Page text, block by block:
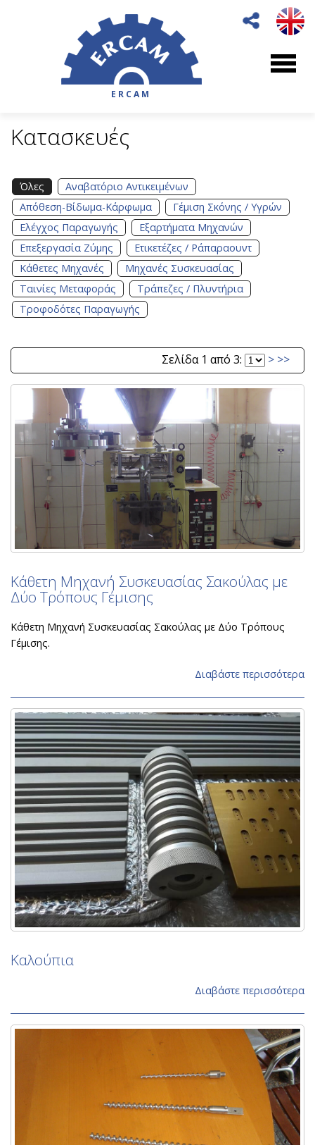
ERCAM
Κατασκευές
Όλες
Αναβατόριο Αντικειμένων
Απόθεση-Βίδωμα-Κάρφωμα
Γέμιση Σκόνης / Υγρών
Ελέγχος Παραγωγής
Εξαρτήματα Μηχανών
Επεξεργασία Ζύμης
Ετικετέζες / Ράπαραουντ
Κάθετες Μηχανές
Μηχανές Συσκευασίας
Ταινίες Μεταφοράς
Τράπεζες / Πλυντήρια
Τροφοδότες Παραγωγής
Σελίδα 1 από 3: > >>
Κάθετη Μηχανή Συσκευασίας Σακούλας με
Δύο Τρόπους Γέμισης
Κάθετη Μηχανή Συσκευασίας Σακούλας με Δύο Τρόπους
Γέμισης.
Διαβάστε περισσότερα
Καλούπια
Διαβάστε περισσότερα